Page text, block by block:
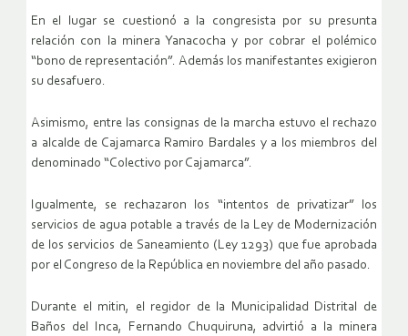
En el lugar se cuestionó a la congresista por su presunta
relación con la minera Yanacocha y por cobrar el polémico
“bono de representación”. Además los manifestantes exigieron
su desafuero.
Asimismo, entre las consignas de la marcha estuvo el rechazo
a alcalde de Cajamarca Ramiro Bardales y a los miembros del
denominado “Colectivo por Cajamarca”.
Igualmente, se rechazaron los “intentos de privatizar” los
servicios de agua potable a través de la Ley de Modernización
de los servicios de Saneamiento (Ley 1293) que fue aprobada
por el Congreso de la República en noviembre del año pasado.
Durante el mitin, el regidor de la Municipalidad Distrital de
Baños del Inca, Fernando Chuquiruna, advirtió a la minera